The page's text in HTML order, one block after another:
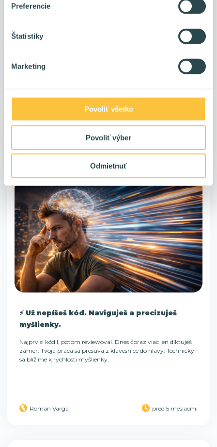
Preferencie
Štatistiky
Marketing
Povoliť všetko
Povoliť výber
Odmietnuť
Strategická čistá hlava: bez nej nemáš šancu
v pohode.
⚡ Už nepíšeš kód. Naviguješ a precizuješ
myšlienky.
Najprv si kódil, potom reviewoval. Dnes čoraz viac len diktuješ
zámer. Tvoja práca sa presúva z klávesnice do hlavy. Technicky
sa blížime k rýchlosti myšlienky.
Roman Varga pred 5 mesiacmi